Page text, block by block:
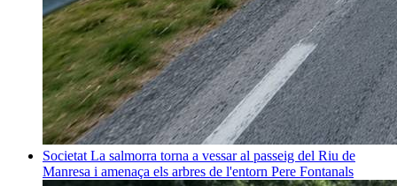
Societat La salmorra torna a vessar al passeig del Riu de
Manresa i amenaça els arbres de l'entorn Pere Fontanals